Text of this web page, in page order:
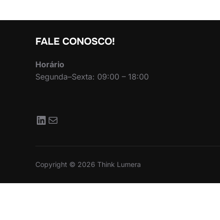
FALE CONOSCO!
Horário
Segunda–Sexta: 09:00 – 18:00
LinkedIn
Mail
Copyright © 2026 Think Lumera